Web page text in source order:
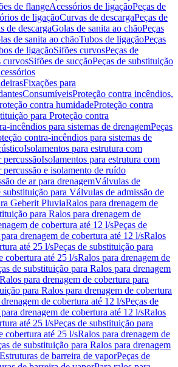
de flangeAcessórios de ligaçãoPeças de
de ligaçãoCurvas de descargaPeças de
de descargaGolas de sanita ao chãoPeças
de sanita ao chãoTubos de ligaçãoPeças
de ligaçãoSifões curvosPeças de
curvosSifões de sucçãoPeças de substituição
Fixações para
ConsumíveisProteção contra incêndios,
contra humidadeProteção contra
para Proteção contra
incêndios para sistemas de drenagemPeças
contra-incêndios para sistemas de
Isolamentos para estrutura com
Isolamentos para estrutura com
e isolamento de ruído
de ar para drenagemVálvulas de
substituição para Válvulas de admissão de
Geberit PluviaRalos para drenagem de
para Ralos para drenagem de
de cobertura até 12 l/sPeças de
drenagem de cobertura até 12 l/sRalos
até 25 l/sPeças de substituição para
cobertura até 25 l/sRalos para drenagem de
de substituição para Ralos para drenagem
Ralos para drenagem de cobertura para
para Ralos para drenagem de cobertura
de cobertura até 12 l/sPeças de
drenagem de cobertura até 12 l/sRalos
até 25 l/sPeças de substituição para
cobertura até 25 l/sRalos para drenagem de
de substituição para Ralos para drenagem
Estruturas de barreira de vaporPeças de